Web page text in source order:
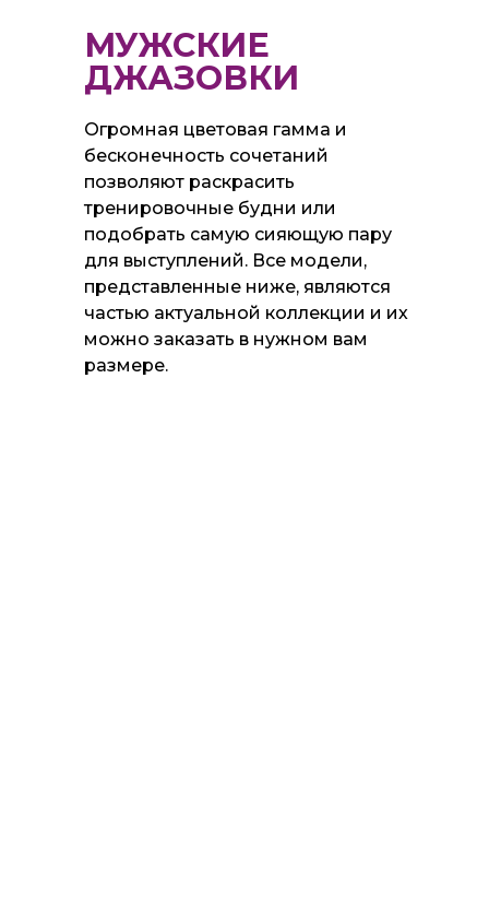
МУЖСКИЕ
ДЖАЗОВКИ
Огромная цветовая гамма и
бесконечность сочетаний
позволяют раскрасить
тренировочные будни или
подобрать самую сияющую пару
для выступлений. Все модели,
представленные ниже, являются
частью актуальной коллекции и их
можно заказать в нужном вам
размере.